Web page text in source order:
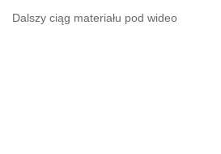
Dalszy ciąg materiału pod wideo